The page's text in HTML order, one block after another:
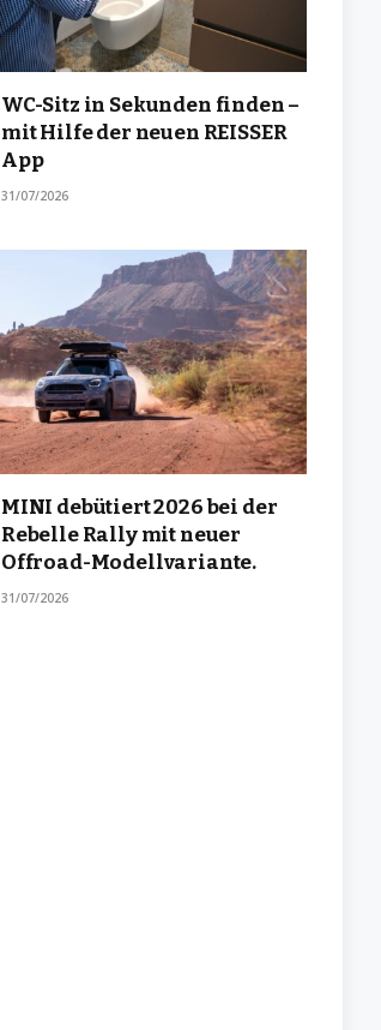
WC-Sitz in Sekunden finden –
mit Hilfe der neuen REISSER
App
31/07/2026
MINI debütiert 2026 bei der
Rebelle Rally mit neuer
Offroad-Modellvariante.
31/07/2026